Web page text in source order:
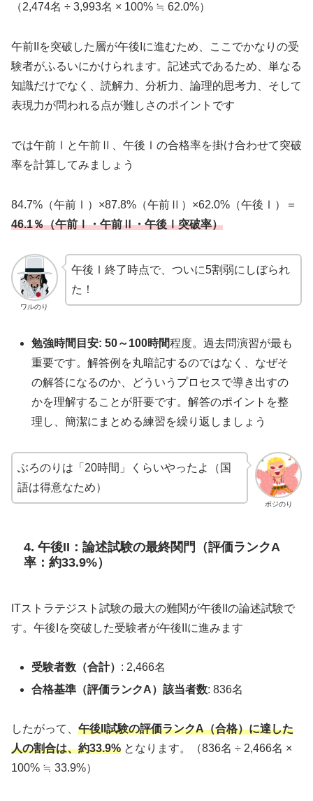
（2,474名 ÷ 3,993名 × 100% ≒ 62.0%）
午前IIを突破した層が午後Iに進むため、ここでかなりの受
験者がふるいにかけられます。記述式であるため、単なる
知識だけでなく、読解力、分析力、論理的思考力、そして
表現力が問われる点が難しさのポイントです
では午前Ⅰと午前Ⅱ、午後Ⅰの合格率を掛け合わせて突破
率を計算してみましょう
84.7%（午前Ⅰ）×87.8%（午前Ⅱ）×62.0%（午後Ⅰ）＝
46.1％（午前Ⅰ・午前Ⅱ・午後Ⅰ突破率）
ワルのり
午後Ⅰ終了時点で、ついに5割弱にしぼられ
た！
勉強時間目安: 50～100時間程度。過去問演習が最も
重要です。解答例を丸暗記するのではなく、なぜそ
の解答になるのか、どういうプロセスで導き出すの
かを理解することが肝要です。解答のポイントを整
理し、簡潔にまとめる練習を繰り返しましょう
ポジのり
ぶろのりは「20時間」くらいやったよ（国
語は得意なため）
4. 午後II：論述試験の最終関門（評価ランクA
率：約33.9%）
ITストラテジスト試験の最大の難関が午後IIの論述試験で
す。午後Iを突破した受験者が午後IIに進みます
受験者数（合計） : 2,466名
合格基準（評価ランクA）該当者数: 836名
したがって、 午後II試験の評価ランクA（合格）に達した
人の割合は、約33.9% となります。（836名 ÷ 2,466名 ×
100% ≒ 33.9%）